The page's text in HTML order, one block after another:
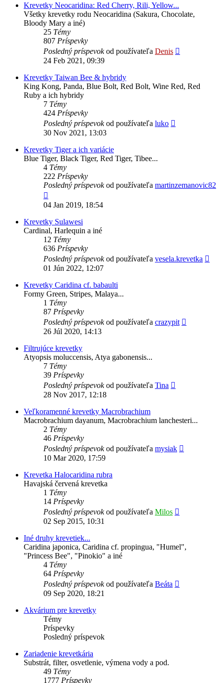
Krevetky Neocaridina: Red Cherry, Rili, Yellow...
Všetky krevetky rodu Neocaridina (Sakura, Chocolate,
Bloody Mary a iné)
25 Témy
807 Príspevky
Posledný príspevokod používateľa Denis
24 Feb 2021, 09:39
Krevetky Taiwan Bee & hybridy
King Kong, Panda, Blue Bolt, Red Bolt, Wine Red, Red
Ruby a ich hybridy
7 Témy
424 Príspevky
Posledný príspevokod používateľa luko
30 Nov 2021, 13:03
Krevetky Tiger a ich variácie
Blue Tiger, Black Tiger, Red Tiger, Tibee...
4 Témy
222 Príspevky
Posledný príspevokod používateľa martinzemanovic82
posledný
04 Jan 2019, 18:54
Krevetky Sulawesi
Cardinal, Harlequin a iné
12 Témy
636 Príspevky
Posledný príspevokod používateľa vesela.krevetka
01 Jún 2022, 12:07
Krevetky Caridina cf. babaulti
Formy Green, Stripes, Malaya...
1 Témy
87 Príspevky
Posledný príspevokod používateľa crazypit
26 Júl 2020, 14:13
Filtrujúce krevetky
Atyopsis moluccensis, Atya gabonensis...
7 Témy
39 Príspevky
Posledný príspevokod používateľa Tina
28 Nov 2017, 12:18
Veľkoramenné krevetky Macrobrachium
Macrobrachium dayanum, Macrobrachium lanchesteri...
2 Témy
46 Príspevky
Posledný príspevokod používateľa mysiak
10 Mar 2020, 17:59
Krevetka Halocaridina rubra
Havajská červená krevetka
1 Témy
14 Príspevky
Posledný príspevokod používateľa Milos
02 Sep 2015, 10:31
Iné druhy krevetiek...
Caridina japonica, Caridina cf. propingua, "Humel",
"Princess Bee", "Pinokio" a iné
4 Témy
64 Príspevky
Posledný príspevokod používateľa Beáta
09 Sep 2020, 18:21
Akvárium pre krevetky
Témy
Príspevky
Posledný príspevok
Zariadenie krevetkária
Substrát, filter, osvetlenie, výmena vody a pod.
49 Témy
1777 Príspevky